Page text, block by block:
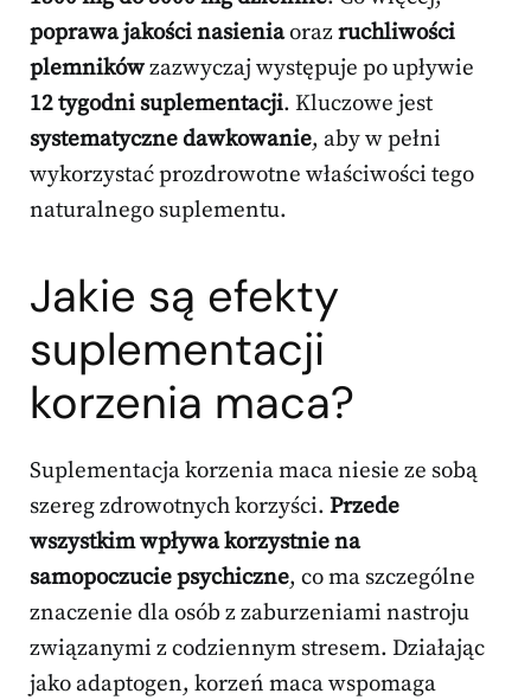
poprawa jakości nasieniaorazruchliwości
plemnikówzazwyczaj występuje po upływie
12 tygodni suplementacji. Kluczowe jest
systematyczne dawkowanie, aby w pełni
wykorzystać prozdrowotne właściwości tego
naturalnego suplementu.
Jakie są efekty
suplementacji
korzenia maca?
Suplementacja korzenia maca niesie ze sobą
szereg zdrowotnych korzyści. Przede
wszystkim wpływa korzystnie na
samopoczucie psychiczne, co ma szczególne
znaczenie dla osób z zaburzeniami nastroju
związanymi z codziennym stresem. Działając
jako adaptogen, korzeń maca wspomaga